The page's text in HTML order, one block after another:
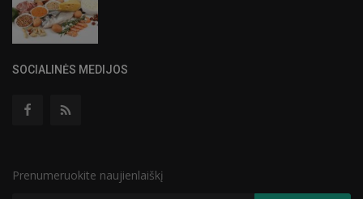
SOCIALINĖS MEDIJOS
Prenumeruokite naujienlaiškį